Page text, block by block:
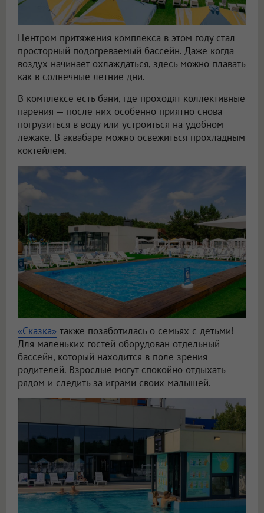
Центром притяжения комплекса в этом году стал
просторный подогреваемый бассейн. Даже когда
воздух начинает охлаждаться, здесь можно плавать
как в солнечные летние дни.
В комплексе есть бани, где проходят коллективные
парения — после них особенно приятно снова
погрузиться в воду или устроиться на удобном
лежаке. В аквабаре можно освежиться прохладным
коктейлем.
«Сказка» также позаботилась о семьях с детьми!
Для маленьких гостей оборудован отдельный
бассейн, который находится в поле зрения
родителей. Взрослые могут спокойно отдыхать
рядом и следить за играми своих малышей.